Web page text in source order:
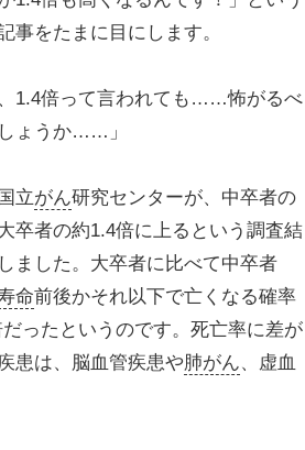
事をたまに目にします。
、1.4倍って言われても……怖がるべ
ょうか……」
立がん研究センターが、中卒者の
卒者の約1.4倍に上るという調査結
ました。大卒者に比べて中卒者
命前後かそれ以下で亡くなる確率
ったというのです。死亡率に差が
患は、脳血管疾患や肺がん、虚血